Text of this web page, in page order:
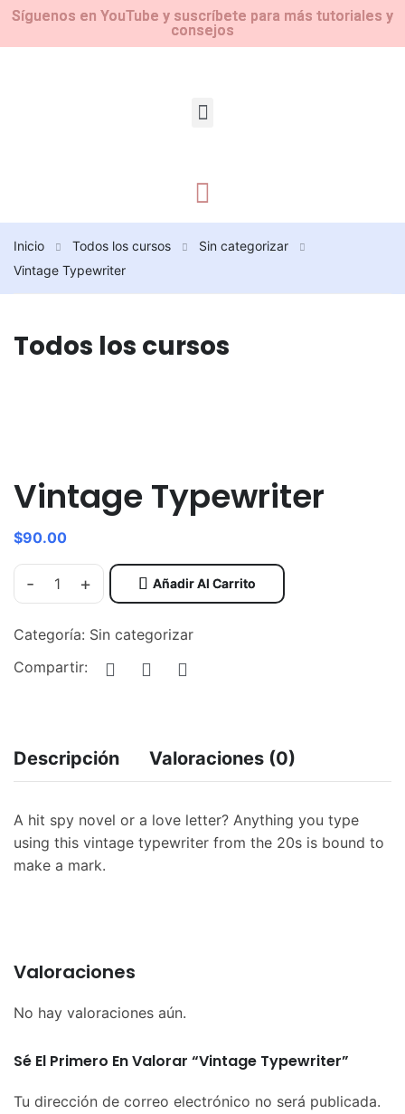
Síguenos en YouTube y suscríbete para más tutoriales y
consejos
Inicio Todos los cursos
Sin categorizar
Vintage Typewriter
Todos los cursos
Vintage Typewriter
$90.00
- + Añadir Al Carrito
Categoría: Sin categorizar
Compartir:
Descripción Valoraciones (0)
A hit spy novel or a love letter? Anything you type
using this vintage typewriter from the 20s is bound to
make a mark.
Valoraciones
No hay valoraciones aún.
Sé El Primero En Valorar “Vintage Typewriter”
Tu dirección de correo electrónico no será publicada.